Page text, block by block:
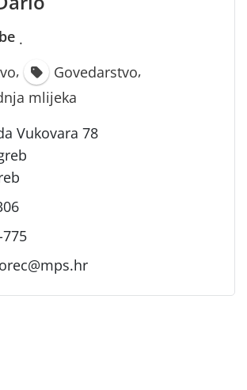
·
, Govedarstvo,
mlijeka
Vukovara 78